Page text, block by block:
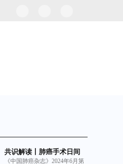
共识解读丨肺癌手术日间
化管理中国专家共识
《中国肺癌杂志》2024年6月第